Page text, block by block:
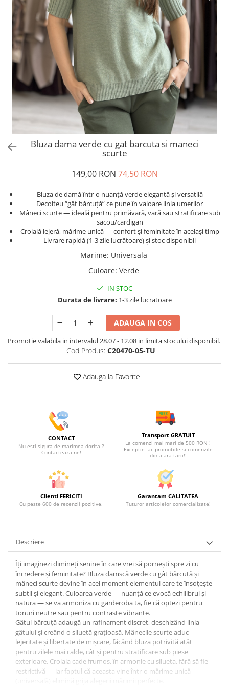
Tricouri si topuri
Rochii de eveniment
Bluza dama verde cu gat barcuta si maneci
scurte
149,00 RON 74,50 RON
Bluza de damă într-o nuanță verde elegantă și versatilă
Decolteu “gât bărcuță” ce pune în valoare linia umerilor
Mâneci scurte — ideală pentru primăvară, vară sau stratificare sub
sacou/cardigan
Croială lejeră, mărime unică — confort și feminitate în același timp
Livrare rapidă (1‑3 zile lucrătoare) și stoc disponibil
Marime: Universala
Culoare: Verde
IN STOC
Durata de livrare: 1-3 zile lucratoare
ADAUGA IN COS
Promotie valabila in intervalul 28.07 - 12.08 in limita stocului disponibil.
Cod Produs: C20470-05-TU
Adauga la Favorite
CONTACT
Nu esti sigura de marimea dorita ?
Contacteaza-ne!
Transport GRATUIT
La comenzi mai mari de 500 RON !
Exceptie fac promotiile si comenzile
din afara tarii!!
Clienti FERICITI
Cu peste 600 de recenzii pozitive.
Garantam CALITATEA
Tuturor articolelor comercializate!
Descriere
Îți imaginezi dimineți senine în care vrei să pornești spre zi cu
încredere și feminitate? Bluza damscă verde cu gât bărcuță și
mâneci scurte devine în acel moment elementul care te însoțește
subtil și elegant. Culoarea verde — nuanță ce evocă echilibrul și
natura — se va armoniza cu garderoba ta, fie că optezi pentru
tonuri neutre sau pentru contraste vibrante.
Gâtul bărcuță adaugă un rafinament discret, deschizând linia
gâtului și creând o siluetă grațioasă. Mânecile scurte aduc
lejeritate și libertate de mișcare, făcând bluza potrivită atât
pentru zilele mai calde, cât și pentru stratificare sub piese
exterioare. Croiala cade frumos, în armonie cu silueta, fără să fie
restrictivă — iar faptul că aceasta vine într-o mărime unică